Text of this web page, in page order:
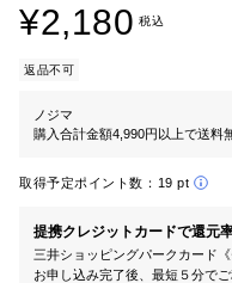
¥2,180 税込
返品不可
ノジマ
購入合計金額4,990円以上で送料
取得予定ポイント数： 19 pt
提携クレジットカードで還元
三井ショッピングパークカード
お申し込み完了後、最短５分でご